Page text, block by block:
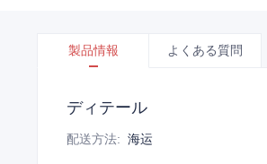
製品情報 よくある質問
ディテール
配送方法: 海运